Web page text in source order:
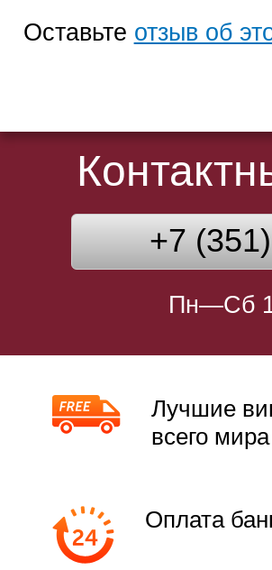
Оставьте отзыв об
+7
Пн—Сб
Лучшие
всего мира
Оплата